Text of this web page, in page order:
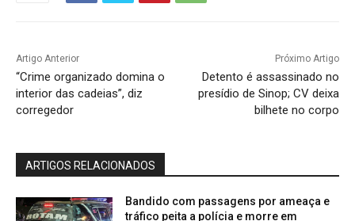
Artigo Anterior
“Crime organizado domina o
interior das cadeias”, diz
corregedor
Próximo Artigo
Detento é assassinado no
presídio de Sinop; CV deixa
bilhete no corpo
ARTIGOS RELACIONADOS
Bandido com passagens por ameaça e
tráfico peita a polícia e morre em